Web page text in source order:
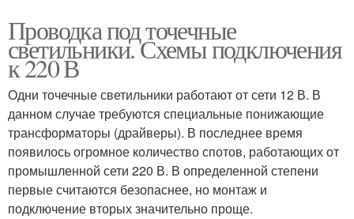
Проводка под точечные
светильники. Схемы подключения
к 220 В
Одни точечные светильники работают от сети 12 В. В
данном случае требуются специальные понижающие
трансформаторы (драйверы). В последнее время
появилось огромное количество спотов, работающих от
промышленной сети 220 В. В определенной степени
первые считаются безопаснее, но монтаж и
подключение вторых значительно проще.